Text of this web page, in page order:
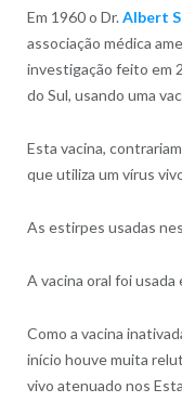
Em 1960 o Dr. Albert
associação médica
investigação feito em
do Sul, usando uma
Esta vacina,
que utiliza um vírus
As estirpes usadas
A vacina oral foi usada
Como a vacina
início houve muita
vivo atenuado nos